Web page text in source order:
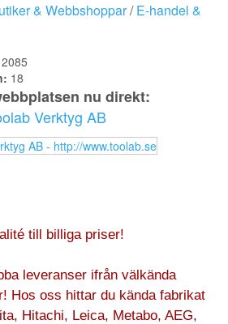
& Webbshoppar/E-handel &
2085
18
nu direkt:
Verktyg AB
till billiga priser!
leveranser ifrån välkända
Hos oss hittar du kända fabrikat
Hitachi, Leica, Metabo, AEG,